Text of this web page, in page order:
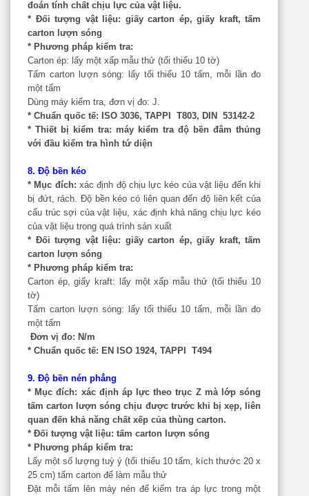
đoán tính chất chịu lực của vật liệu.
* Đối tượng vật liệu: giấy carton ép, giấy kraft, tấm
carton lượn sóng
* Phương pháp kiểm tra:
Carton ép: lấy một xấp mẫu thử (tối thiểu 10 tờ)
Tấm carton lượn sóng: lấy tối thiểu 10 tấm, mỗi lần đo
một tấm
Dùng máy kiểm tra, đơn vị đo: J.
* Chuẩn quốc tế: ISO 3036, TAPPI T803, DIN 53142-2
* Thiết bị kiểm tra: máy kiểm tra độ bền đâm thủng
với đầu kiểm tra hình tứ diện
8. Độ bền kéo
* Mục đích: xác định độ chịu lực kéo của vật liệu đến khi
bị đứt, rách. Độ bền kéo có liên quan đến độ liên kết của
cấu trúc sợi của vật liệu, xác định khả năng chịu lực kéo
của vật liệu trong quá trình sản xuất
* Đối tượng vật liệu: giấy carton ép, giấy kraft, tấm
carton lượn sóng
* Phương pháp kiểm tra:
Carton ép, giấy kraft: lấy một xấp mẫu thử (tối thiểu 10
tờ)
Tấm carton lượn sóng: lấy tối thiểu 10 tấm, mỗi lần đo
một tấm
Đơn vị đo: N/m
* Chuẩn quốc tế: EN ISO 1924, TAPPI T494
9. Độ bền nén phẳng
* Mục đích: xác định áp lực theo trục Z mà lớp sóng
tấm carton lượn sóng chịu được trước khi bị xẹp, liên
quan đến khả năng chất xếp của thùng carton.
* Đối tượng vật liệu: tấm carton lượn sóng
* Phương pháp kiểm tra:
Lấy một số lượng tuỳ ý (tối thiểu 10 tấm, kích thước 20 x
25 cm) tấm carton để làm mẫu thử
Đặt mỗi tấm lên máy nén để kiểm tra áp lực trong một